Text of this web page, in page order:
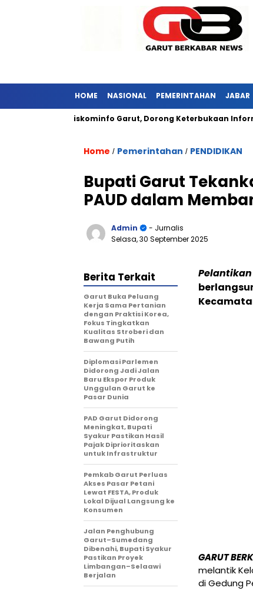
HOME NASIONAL PEMERINTAHAN JABAR
Kunjungi Diskominfo Garut, Dorong Keterbukaan Informasi
Home / Pemerintahan / PENDIDIKAN
Bupati Garut
PAUD dalam
Admin
- Jurnalis
Selasa, 30 September 2025
GARUT
melantik
di Gedung
Berita Terkait
Garut Buka Peluang
Kerja Sama Pertanian
dengan Praktisi Korea,
Fokus Tingkatkan
Kualitas Stroberi dan
Bawang Putih
Diplomasi Parlemen
Didorong Jadi Jalan
Baru Ekspor Produk
Unggulan Garut ke
Pasar Dunia
PAD Garut Didorong
Meningkat, Bupati
Syakur Pastikan Hasil
Pajak Diprioritaskan
untuk Infrastruktur
Pemkab Garut Perluas
Akses Pasar Petani
Lewat FESTA, Produk
Lokal Dijual Langsung ke
Konsumen
Jalan Penghubung
Garut–Sumedang
Dibenahi, Bupati Syakur
Pastikan Proyek
Limbangan–Selaawi
Berjalan